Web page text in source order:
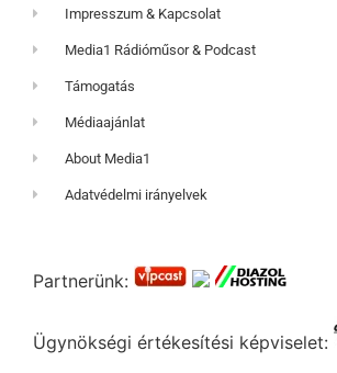
Impresszum & Kapcsolat
Media1 Rádióműsor & Podcast
Támogatás
Médiaajánlat
About Media1
Adatvédelmi irányelvek
Partnerünk:
Ügynökségi értékesítési képviselet: